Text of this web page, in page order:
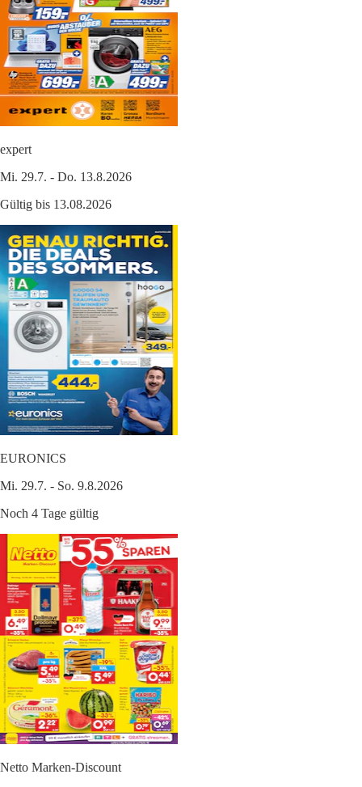
expert
Mi. 29.7. - Do. 13.8.2026
Gültig bis 13.08.2026
EURONICS
Mi. 29.7. - So. 9.8.2026
Noch 4 Tage gültig
Netto Marken-Discount